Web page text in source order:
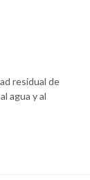
residual de
agua y al